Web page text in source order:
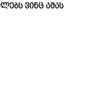
ვინც ამას